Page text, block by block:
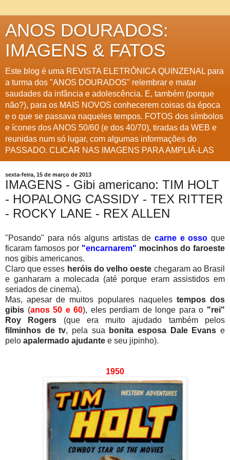
ANOS DOURADOS:
IMAGENS & FATOS
Este blog é uma REVISTA ELETRÔNICA QUINZENAL para
a turma dos "ANOS DOURADOS" relembrar e matar
saudades da infância e adolescência. E, também (porque
não?), para os MAIS NOVOS conhecerem coisas da época
e o que se passava naqueles tempos. FOTOS dos símbolos
e ícones dos ANOS 50/60 (e dos 40/70), tiradas da WEB e
reunidas num só lugar, com algumas informações do
PASSADO. CLICAR NAS IMAGENS PARA AMPLIÁ-LAS
sexta-feira, 15 de março de 2013
IMAGENS - Gibi americano: TIM HOLT
- HOPALONG CASSIDY - TEX RITTER
- ROCKY LANE - REX ALLEN
"Posando" para nós alguns artistas de carne e osso que
ficaram famosos por "encarnarem" mocinhos do faroeste
nos gibis americanos.
Claro que esses heróis do velho oeste chegaram ao Brasil
e ganharam a molecada (até porque eram assistidos em
seriados de cinema).
Mas, apesar de muitos populares naqueles tempos dos
gibis (anos 50 e 60), eles perdiam de longe para o "rei"
Roy Rogers (que era muito ajudado também pelos
filminhos de tv, pela sua bonita esposa Dale Evans e
pelo apalermado ajudante e seu jipinho).
1950